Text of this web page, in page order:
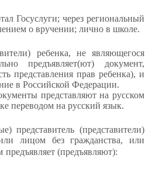
Госуслуги; через региональный
о вручении; лично в школе.
ребенка, не являющегося
предъявляет(ют) документ,
представления прав ребенка), и
в Российской Федерации.
представляют на русском
переводом на русский язык.
представитель (представители)
лицом без гражданства, или
предъявляет (предъявляют):